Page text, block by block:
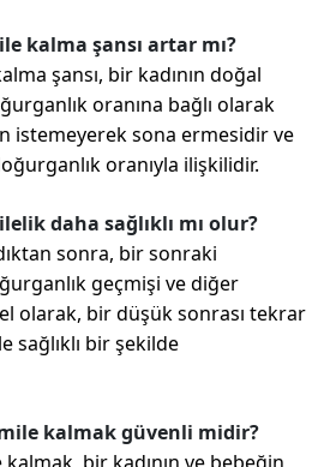
kalma şansı artar mı?
şansı, bir kadının doğal
oranına bağlı olarak
istemeyerek sona ermesidir ve
oranıyla ilişkilidir.
daha sağlıklı mı olur?
sonra, bir sonraki
geçmişi ve diğer
olarak, bir düşük sonrası tekrar
sağlıklı bir şekilde
kalmak güvenli midir?